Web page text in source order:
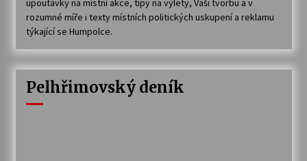
upoutávky na místní akce, tipy na výlety, Vaši tvorbu a v
rozumné míře i texty místních politických uskupení a reklamu
týkající se Humpolce.
Pelhřimovský deník